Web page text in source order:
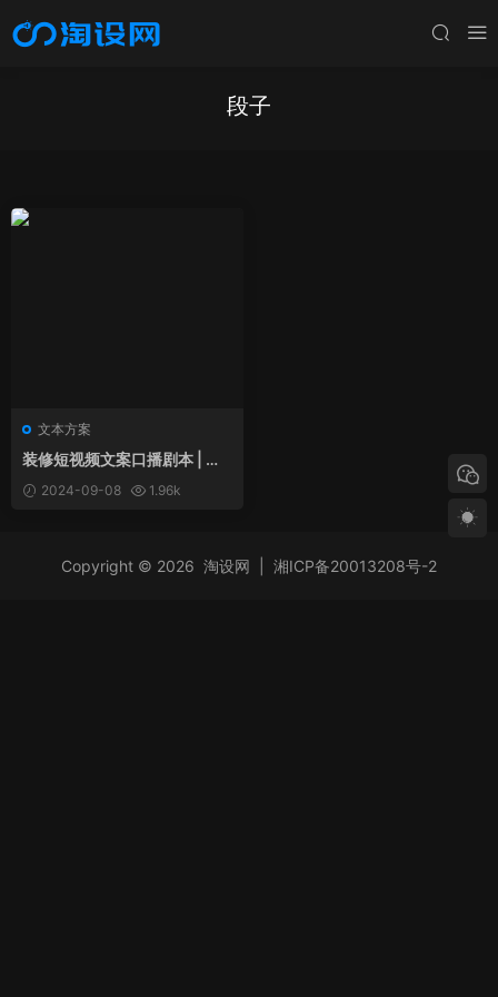
段子
文本方案
装修短视频文案口播剧本 | 段
子抖音脚本搞笑全屋定制直播
话术工地类
2024-09-08 1.96k
Copyright © 2026 淘设网 湘ICP备20013208号-2